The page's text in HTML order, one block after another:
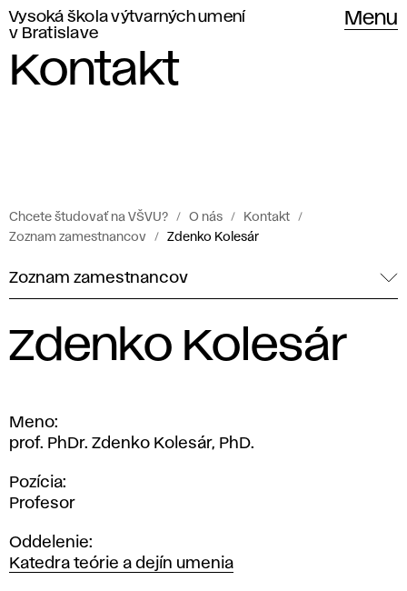
Vysoká škola výtvarných umení
v Bratislave
Menu
Kontakt
Chcete študovať na VŠVU? O nás
Kontakt
Zoznam zamestnancov
Zdenko Kolesár
Zoznam zamestnancov
Zdenko Kolesár
Meno
prof. PhDr. Zdenko Kolesár, PhD.
Pozícia
Profesor
Oddelenie
Katedra teórie a dejín umenia